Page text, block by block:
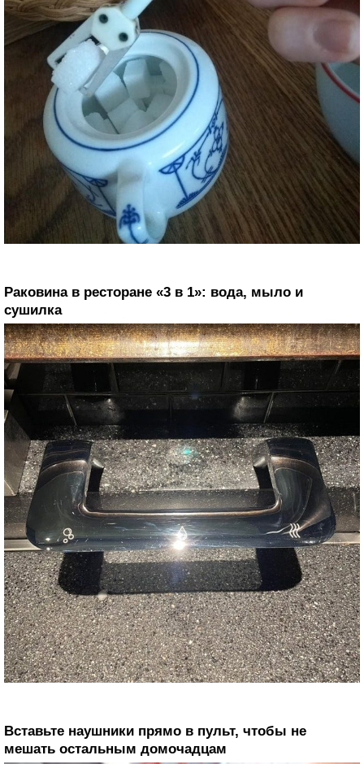
Раковина в ресторане «3 в 1»: вода, мыло и
сушилка
Вставьте наушники прямо в пульт, чтобы не
мешать остальным домочадцам